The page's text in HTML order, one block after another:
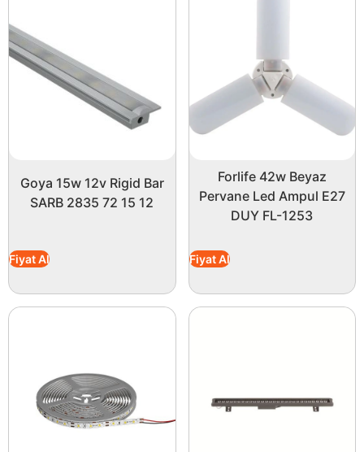
Goya 15w 12v Rigid Bar
SARB 2835 72 15 12
Fiyat Al
Forlife 42w Beyaz
Pervane Led Ampul E27
DUY FL-1253
Fiyat Al